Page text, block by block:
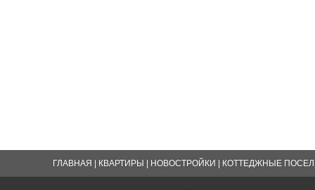
ГЛАВНАЯ КВАРТИРЫ НОВОСТРОЙКИ КОТТЕДЖНЫЕ